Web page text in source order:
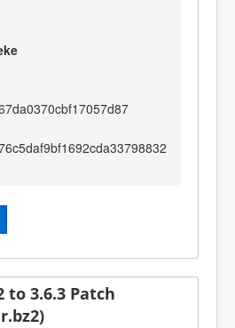
to 3.6.3 Patch